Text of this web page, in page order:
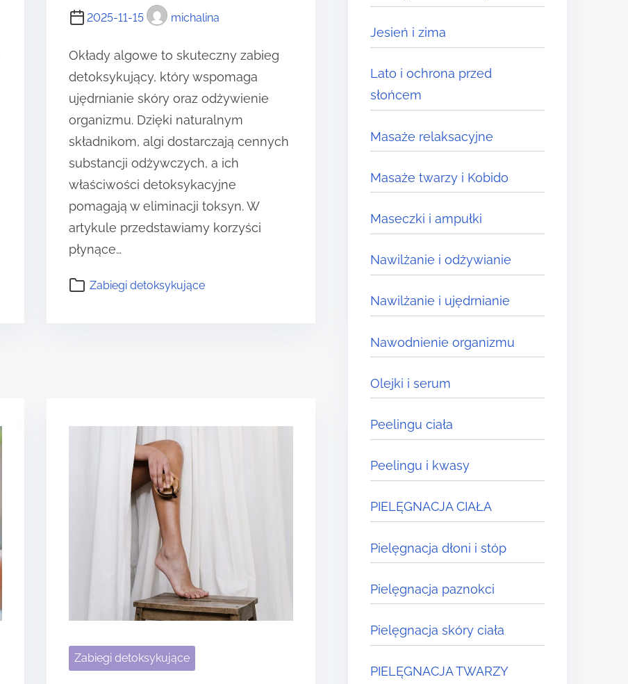
2025-11-15 michalina
Okłady algowe to skuteczny zabieg
detoksykujący, który wspomaga
ujędrnianie skóry oraz odżywienie
organizmu. Dzięki naturalnym
składnikom, algi dostarczają cennych
substancji odżywczych, a ich
właściwości detoksykacyjne
pomagają w eliminacji toksyn. W
artykule przedstawiamy korzyści
płynące…
Zabiegi detoksykujące
Zabiegi detoksykujące
Jesień i zima
Lato i ochrona przed
słońcem
Masaże relaksacyjne
Masaże twarzy i Kobido
Maseczki i ampułki
Nawilżanie i odżywianie
Nawilżanie i ujędrnianie
Nawodnienie organizmu
Olejki i serum
Peelingu ciała
Peelingu i kwasy
PIELĘGNACJA CIAŁA
Pielęgnacja dłoni i stóp
Pielęgnacja paznokci
Pielęgnacja skóry ciała
PIELĘGNACJA TWARZY